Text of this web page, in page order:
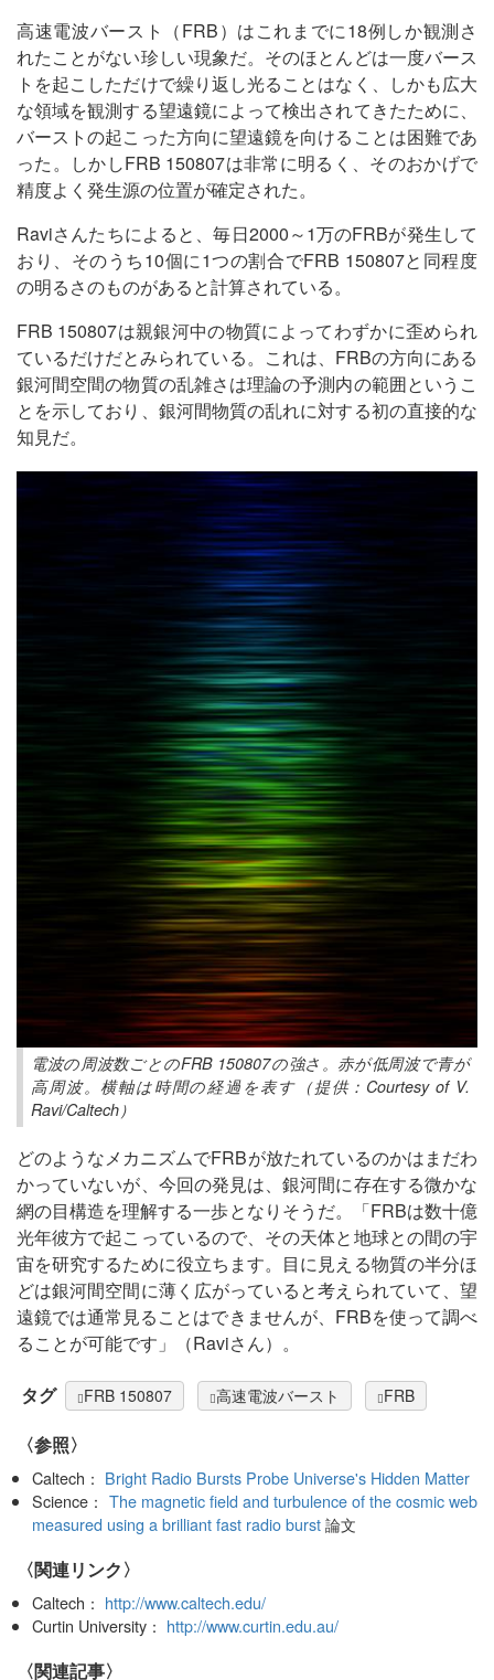
高速電波バースト（FRB）はこれまでに18例しか観測さ
れたことがない珍しい現象だ。そのほとんどは一度バース
トを起こしただけで繰り返し光ることはなく、しかも広大
な領域を観測する望遠鏡によって検出されてきたために、
バーストの起こった方向に望遠鏡を向けることは困難であ
った。しかしFRB 150807は非常に明るく、そのおかげで
精度よく発生源の位置が確定された。
Raviさんたちによると、毎日2000～1万のFRBが発生して
おり、そのうち10個に1つの割合でFRB 150807と同程度
の明るさのものがあると計算されている。
FRB 150807は親銀河中の物質によってわずかに歪められ
ているだけだとみられている。これは、FRBの方向にある
銀河間空間の物質の乱雑さは理論の予測内の範囲というこ
とを示しており、銀河間物質の乱れに対する初の直接的な
知見だ。
電波の周波数ごとのFRB 150807の強さ。赤が低周波で青が
高周波。横軸は時間の経過を表す（提供：Courtesy of V.
Ravi/Caltech）
どのようなメカニズムでFRBが放たれているのかはまだわ
かっていないが、今回の発見は、銀河間に存在する微かな
網の目構造を理解する一歩となりそうだ。「FRBは数十億
光年彼方で起こっているので、その天体と地球との間の宇
宙を研究するために役立ちます。目に見える物質の半分ほ
どは銀河間空間に薄く広がっていると考えられていて、望
遠鏡では通常見ることはできませんが、FRBを使って調べ
ることが可能です」（Raviさん）。
タグ FRB 150807 高速電波バースト FRB
〈参照〉
Caltech： Bright Radio Bursts Probe Universe's Hidden Matter
Science： The magnetic field and turbulence of the cosmic web
measured using a brilliant fast radio burst論文
〈関連リンク〉
Caltech： http://www.caltech.edu/
Curtin University： http://www.curtin.edu.au/
関連記事